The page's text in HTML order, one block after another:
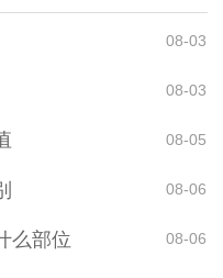
08-03
08-03
08-05
08-06
么部位 08-06